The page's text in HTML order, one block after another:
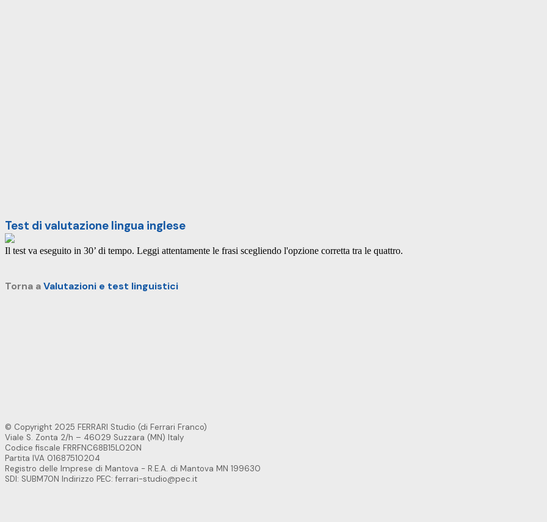
Test di valutazione lingua inglese
Il test va eseguito in 30’ di tempo. Leggi attentamente le frasi scegliendo l'opzione corretta tra le quattro.
Torna aValutazioni e test linguistici
© Copyright 2025 FERRARI Studio (di Ferrari Franco)
Viale S. Zonta 2/h – 46029 Suzzara (MN) Italy
Codice fiscale FRRFNC68B15L020N
Partita IVA 01687510204
Registro delle Imprese di Mantova - R.E.A. di Mantova MN 199630
SDI: SUBM70N Indirizzo PEC:ferrari-studio@pec.it